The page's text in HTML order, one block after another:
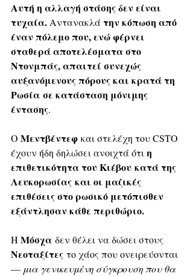
Αυτή η αλλαγή στάσης δεν είναι
τυχαία. Αντανακλά την κόπωση από
έναν πόλεμο που, ενώ φέρνει
σταθερά αποτελέσματα στο
Ντονμπάς, απαιτεί συνεχώς
αυξανόμενους πόρους και κρατά τη
Ρωσία σε κατάσταση μόνιμης
έντασης.
Ο Μεντβέντεφ και στελέχη του CSTO
έχουν ήδη δηλώσει ανοιχτά ότι η
επιθετικότητα του Κιέβου κατά της
Λευκορωσίας και οι μαζικές
επιθέσεις στο ρωσικό μετόπισθεν
εξάντλησαν κάθε περιθώριο.
Η Μόσχα δεν θέλει να δώσει στους
Νεοταξίτες το χάος που ονειρεύονται
— μια γενικευμένη σύγκρουση που θα